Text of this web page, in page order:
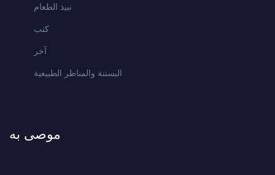
نبيذ الطعام
كتب
آخر
البستنة والمناظر الطبيعية
موصى به